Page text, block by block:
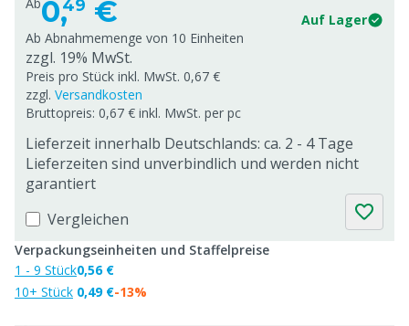
0,49 €
Auf Lager
Ab Abnahmemenge von 10 Einheiten
zzgl. 19% MwSt.
Preis pro Stück inkl. MwSt. 0,67 €
zzgl. Versandkosten
Bruttopreis: 0,67 € inkl. MwSt. per pc
Lieferzeit innerhalb Deutschlands: ca. 2 - 4 Tage
Lieferzeiten sind unverbindlich und werden nicht
garantiert
Vergleichen
Verpackungseinheiten und Staffelpreise
1 - 9 Stück
10+ Stück
0,56 €
0,49 €-13%